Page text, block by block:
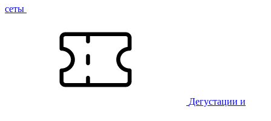
сеты
Дегустации и